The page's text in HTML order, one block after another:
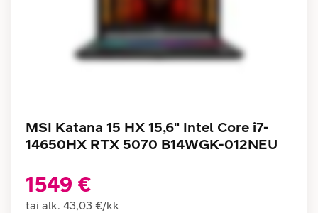
MSI Katana 15 HX 15,6" Intel Core i7-
14650HX RTX 5070 B14WGK-012NEU
1549 €
tai alk. 43,03 €/kk